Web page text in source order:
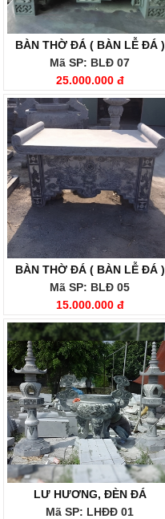
BÀN THỜ ĐÁ ( BÀN LỄ ĐÁ )
Mã SP: BLĐ 07
25.000.000 đ
BÀN THỜ ĐÁ ( BÀN LỄ ĐÁ )
Mã SP: BLĐ 05
15.000.000 đ
LƯ HƯƠNG, ĐÈN ĐÁ
Mã SP: LHĐĐ 01